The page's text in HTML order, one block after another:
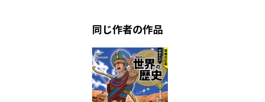
同じ作者の作品